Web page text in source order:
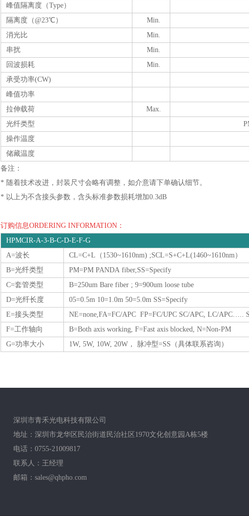
峰值隔离度（Type）
隔离度（@23℃）
Min.
消光比
Min.
串扰
Min.
回波损耗
Min.
承受功率(CW)
峰值功率
拉伸载荷
Max.
光纤类型
操作温度
储藏温度
备注：
* 随着技术改进，封装尺寸会略有调整，如介意请下单确认细节。
* 以上为不含接头参数，含头标准参数损耗增加0.3dB
订购信息ORDERING INFORMATION：
HPMCIR-A-3-B-C-D-E-F-G
A=波长
CL=C+L（1530~1610nm) ;SCL=S+C+L(1460~1610nm）
B=光纤类型
PM=PM PANDA fiber,SS=Specify
C=套管类型
B=250um Bare fiber ; 9=900um loose tube
D=光纤长度
05=0.5m 10=1.0m 50=5.0m SS=Specify
E=接头类型
NE=none,FA=FC/APC FP=FC/UPC SC/APC, LC/APC…..
F=工作轴向
B=Both axis working, F=Fast axis blocked, N=Non-PM
G=功率大小
1W, 5W, 10W, 20W， 脉冲型=SS（具体联系咨询）
深圳市青禾光电科技有限公司
地址：深圳市龙华区民治街道民治社区1970文化创意园A栋5楼
电话：0755-21009817
联系人：王经理
邮箱：sales@qhpho.com